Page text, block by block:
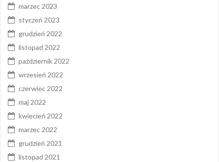
marzec 2023
styczeń 2023
grudzień 2022
listopad 2022
październik 2022
wrzesień 2022
czerwiec 2022
maj 2022
kwiecień 2022
marzec 2022
grudzień 2021
listopad 2021